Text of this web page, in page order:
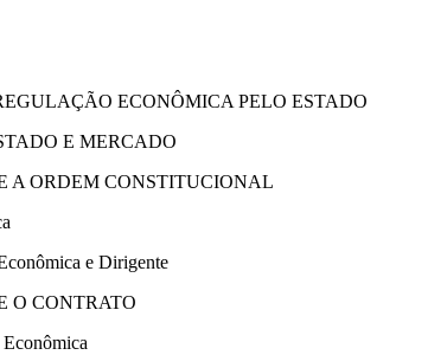
ECONÔMICA PELO ESTADO
E MERCADO
A ORDEM CONSTITUCIONAL
e Dirigente
O CONTRATO